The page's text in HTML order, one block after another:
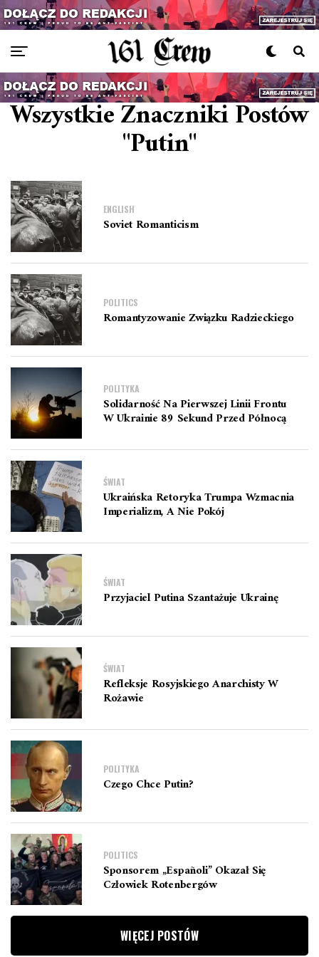
Wszystkie Znaczniki Postów
"Putin"
ENGLISH
Soviet Romanticism
POLITICS
Romantyzowanie Związku Radzieckiego
POLITYKA
Solidarność Na Pierwszej Linii Frontu
W Ukrainie 89 Sekund Przed Północą
ŚWIAT
Ukraińska Retoryka Trumpa Wzmacnia
Imperializm, A Nie Pokój
ŚWIAT
Przyjaciel Putina Szantażuje Ukrainę
ŚWIAT
Refleksje Rosyjskiego Anarchisty W
Rożawie
POLITYKA
Czego Chce Putin?
POLITICS
Sponsorem „Españoli” Okazał Się
Człowiek Rotenbergów
WIĘCEJ POSTÓW